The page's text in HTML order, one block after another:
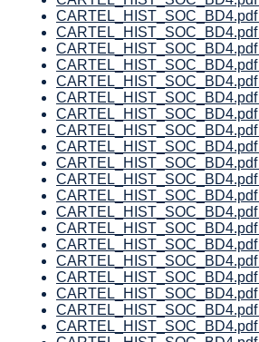
CARTEL_HIST_SOC_BD4.pdf
CARTEL_HIST_SOC_BD4.pdf
CARTEL_HIST_SOC_BD4.pdf
CARTEL_HIST_SOC_BD4.pdf
CARTEL_HIST_SOC_BD4.pdf
CARTEL_HIST_SOC_BD4.pdf
CARTEL_HIST_SOC_BD4.pdf
CARTEL_HIST_SOC_BD4.pdf
CARTEL_HIST_SOC_BD4.pdf
CARTEL_HIST_SOC_BD4.pdf
CARTEL_HIST_SOC_BD4.pdf
CARTEL_HIST_SOC_BD4.pdf
CARTEL_HIST_SOC_BD4.pdf
CARTEL_HIST_SOC_BD4.pdf
CARTEL_HIST_SOC_BD4.pdf
CARTEL_HIST_SOC_BD4.pdf
CARTEL_HIST_SOC_BD4.pdf
CARTEL_HIST_SOC_BD4.pdf
CARTEL_HIST_SOC_BD4.pdf
CARTEL_HIST_SOC_BD4.pdf